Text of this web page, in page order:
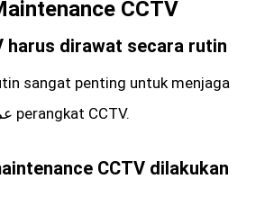
CCTV
harus dirawat secara rutin
sangat penting untuk menjaga
performa dan عمر perangkat CCTV.
CCTV dilakukan